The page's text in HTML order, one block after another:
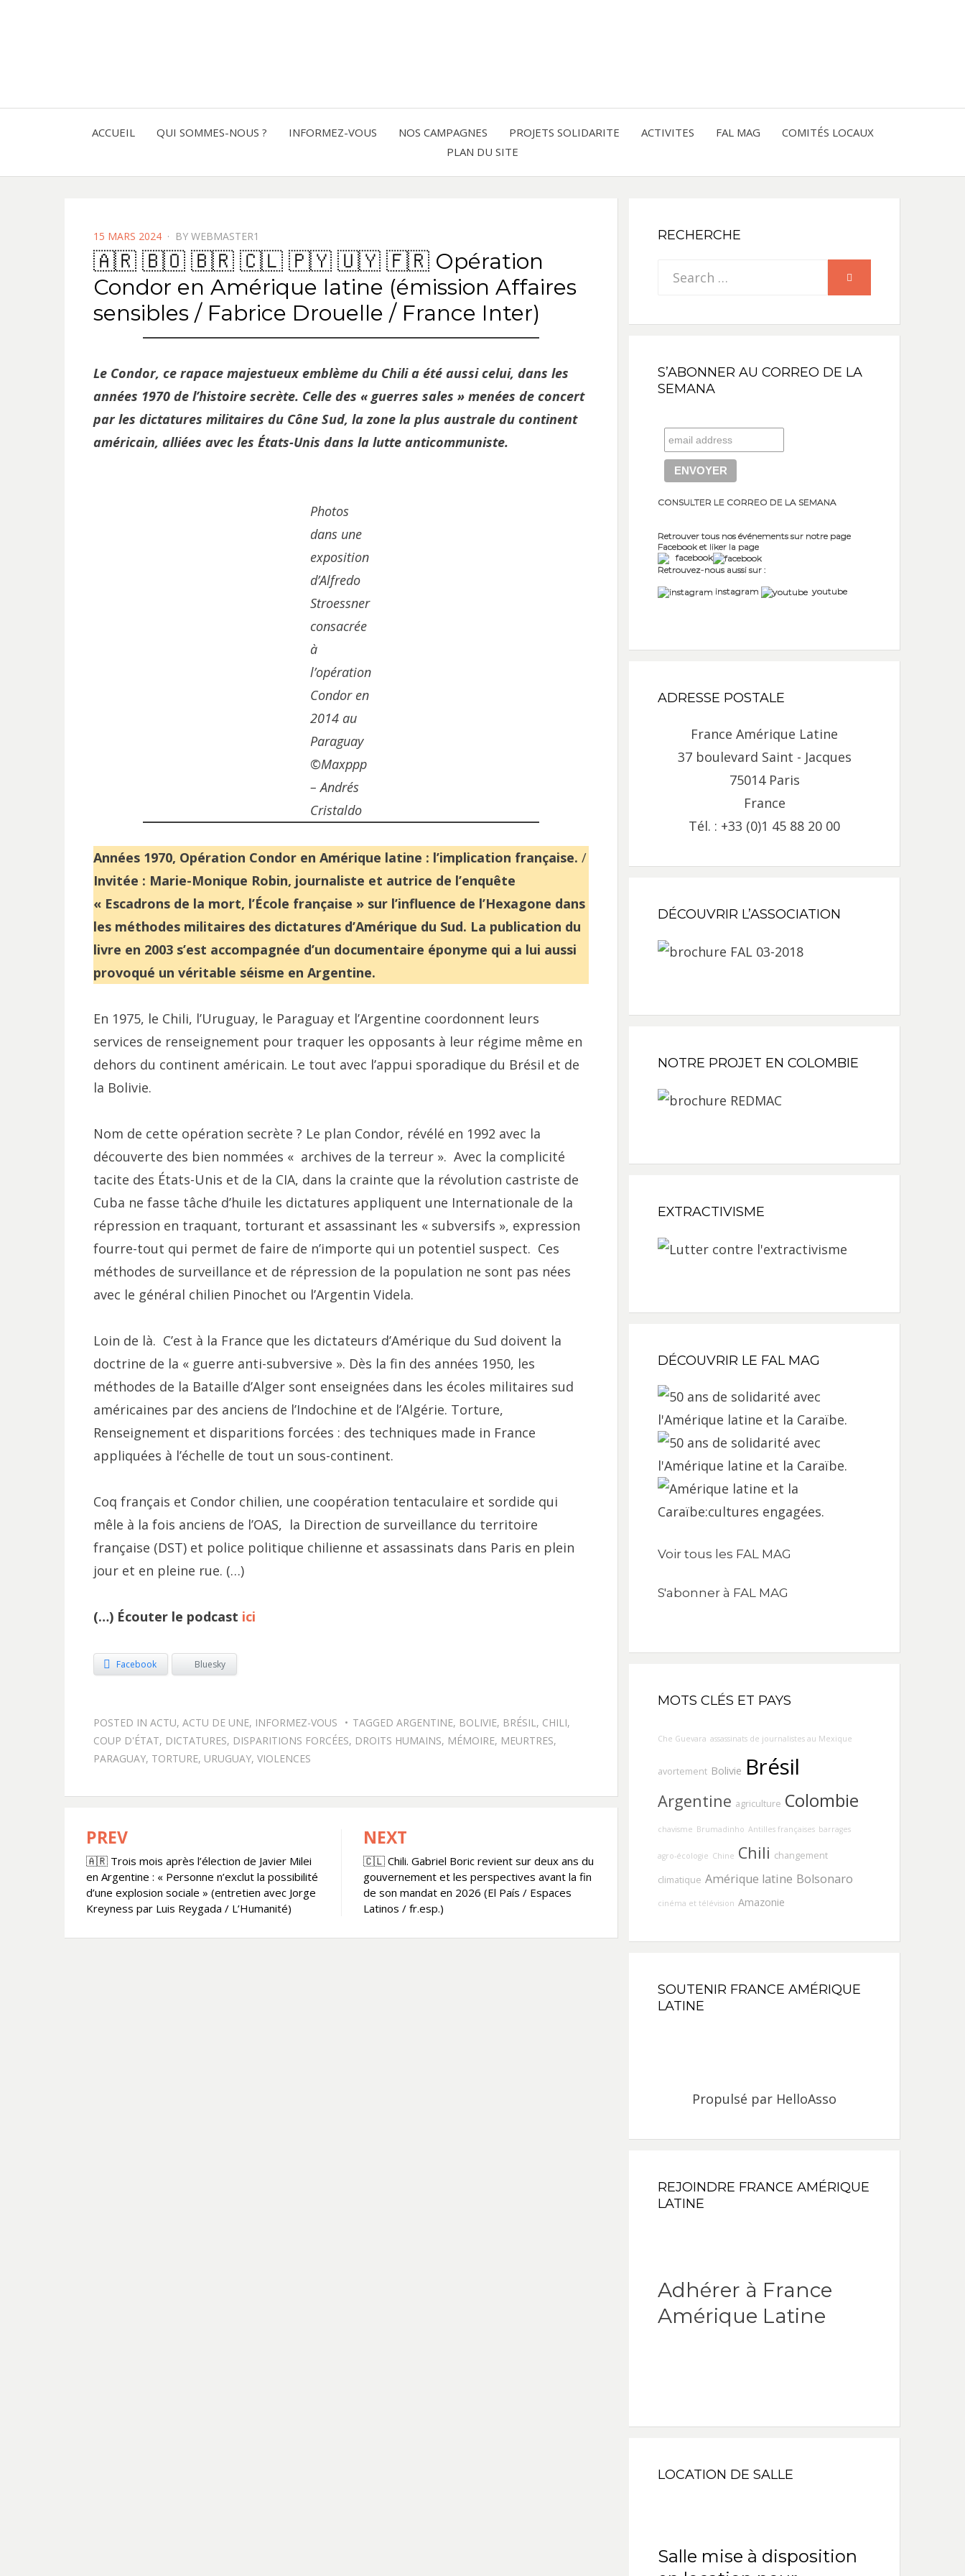
AMERIQUE
LATINE
ACCUEIL QUI SOMMES-NOUS ? INFORMEZ-VOUS NOS CAMPAGNES PROJETS SOLIDARITE ACTIVITES FAL MAG
COMITÉS LOCAUX
PLAN DU SITE
POSTED
ON
15 MARS 2024 BY WEBMASTER1
🇦🇷 🇧🇴 🇧🇷 🇨🇱 🇵🇾 🇺🇾 🇫🇷 Opération
Condor en Amérique latine (émission Affaires
sensibles / Fabrice Drouelle / France Inter)
Le Condor, ce rapace majestueux emblème du Chili a été aussi celui, dans les
années 1970 de l’histoire secrète. Celle des « guerres sales » menées de concert
par les dictatures militaires du Cône Sud, la zone la plus australe du continent
américain, alliées avec les États-Unis dans la lutte anticommuniste.
Photos
dans une
exposition
d’Alfredo
Stroessner
consacrée
à
l’opération
Condor en
2014 au
Paraguay
©Maxppp
– Andrés
Cristaldo
Années 1970, Opération Condor en Amérique latine : l’implication française. /
Invitée : Marie-Monique Robin, journaliste et autrice de l’enquête
« Escadrons de la mort, l’École française » sur l’influence de l’Hexagone dans
les méthodes militaires des dictatures d’Amérique du Sud. La publication du
livre en 2003 s’est accompagnée d’un documentaire éponyme qui a lui aussi
provoqué un véritable séisme en Argentine.
En 1975, le Chili, l’Uruguay, le Paraguay et l’Argentine coordonnent leurs
services de renseignement pour traquer les opposants à leur régime même en
dehors du continent américain. Le tout avec l’appui sporadique du Brésil et de
la Bolivie.
Nom de cette opération secrète ? Le plan Condor, révélé en 1992 avec la
découverte des bien nommées « archives de la terreur ». Avec la complicité
tacite des États-Unis et de la CIA, dans la crainte que la révolution castriste de
Cuba ne fasse tâche d’huile les dictatures appliquent une Internationale de la
répression en traquant, torturant et assassinant les « subversifs », expression
fourre-tout qui permet de faire de n’importe qui un potentiel suspect. Ces
méthodes de surveillance et de répression de la population ne sont pas nées
avec le général chilien Pinochet ou l’Argentin Videla.
Loin de là. C’est à la France que les dictateurs d’Amérique du Sud doivent la
doctrine de la « guerre anti-subversive ». Dès la fin des années 1950, les
méthodes de la Bataille d’Alger sont enseignées dans les écoles militaires sud
américaines par des anciens de l’Indochine et de l’Algérie. Torture,
Renseignement et disparitions forcées : des techniques made in France
appliquées à l’échelle de tout un sous-continent.
Coq français et Condor chilien, une coopération tentaculaire et sordide qui
mêle à la fois anciens de l’OAS, la Direction de surveillance du territoire
française (DST) et police politique chilienne et assassinats dans Paris en plein
jour et en pleine rue. (…)
(…) Écouter le podcast ici
Facebook Bluesky
POSTED IN ACTU, ACTU DE UNE, INFORMEZ-VOUS TAGGED ARGENTINE, BOLIVIE, BRÉSIL , CHILI,
COUP D'ÉTAT, DICTATURES, DISPARITIONS FORCÉES, DROITS HUMAINS, MÉMOIRE, MEURTRES,
PARAGUAY, TORTURE, URUGUAY, VIOLENCES
Navigation
de
l’article
PREV
🇦🇷 Trois mois après l’élection de Javier Milei
en Argentine : « Personne n’exclut la possibilité
d’une explosion sociale » (entretien avec Jorge
Kreyness par Luis Reygada / L’Humanité)
NEXT
🇨🇱 Chili. Gabriel Boric revient sur deux ans du
gouvernement et les perspectives avant la fin
de son mandat en 2026 (El País / Espaces
Latinos / fr.esp.)
RECHERCHE
Search
S’ABONNER AU CORREO DE LA
SEMANA
CONSULTER LE CORREO DE LA SEMANA
Retrouver tous nos événements sur notre page
Facebook et liker la page
facebook
Retrouvez-nous aussi sur :
instagram
youtube
ADRESSE POSTALE
France Amérique Latine
37 boulevard Saint - Jacques
75014 Paris
France
Tél. : +33 (0)1 45 88 20 00
DÉCOUVRIR L’ASSOCIATION
NOTRE PROJET EN COLOMBIE
EXTRACTIVISME
DÉCOUVRIR LE FAL MAG
Voir tous les FAL MAG
S'abonner à FAL MAG
MOTS CLÉS ET PAYS
Che Guevara assassinats de journalistes au Mexique
avortement Bolivie Brésil
Argentine agriculture Colombie
chavisme Brumadinho Antilles françaises barrages
agro-écologie Chine Chili changement
climatique Amérique latine Bolsonaro
cinéma et télévision Amazonie
SOUTENIR FRANCE AMÉRIQUE
LATINE
Propulsé par HelloAsso
REJOINDRE FRANCE AMÉRIQUE
LATINE
Adhérer à France
Amérique Latine
LOCATION DE SALLE
Salle mise à disposition